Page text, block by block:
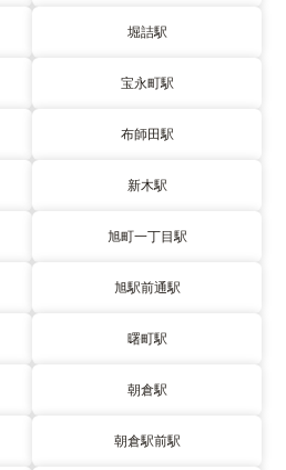
堀詰駅
宝永町駅
布師田駅
新木駅
旭町一丁目駅
旭駅前通駅
曙町駅
朝倉駅
朝倉駅前駅